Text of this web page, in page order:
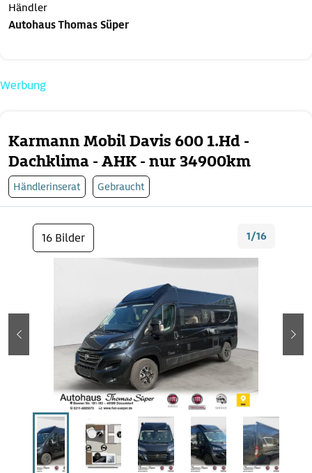
Karmann Mobil Davis 600 1.Hd -
Dachklima - AHK - nur 34900km
Händlerinserat Gebraucht
16 Bilder 1/16
zurück
Händler
Autohaus Thomas Süper
Werbung